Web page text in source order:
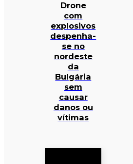
Drone
com
explosivos
despenha-
se no
nordeste
da
Bulgária
sem
causar
danos ou
vítimas